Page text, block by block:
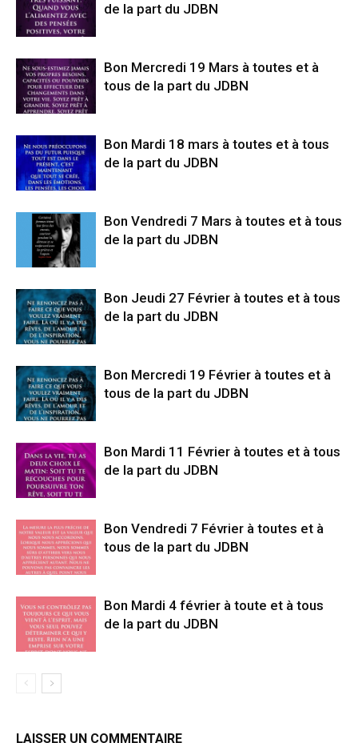
de la part du JDBN
Bon Mercredi 19 Mars à toutes et à
tous de la part du JDBN
Bon Mardi 18 mars à toutes et à tous
de la part du JDBN
Bon Vendredi 7 Mars à toutes et à tous
de la part du JDBN
Bon Jeudi 27 Février à toutes et à tous
de la part du JDBN
Bon Mercredi 19 Février à toutes et à
tous de la part du JDBN
Bon Mardi 11 Février à toutes et à tous
de la part du JDBN
Bon Vendredi 7 Février à toutes et à
tous de la part du JDBN
Bon Mardi 4 février à toute et à tous
de la part du JDBN
LAISSER UN COMMENTAIRE